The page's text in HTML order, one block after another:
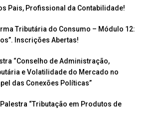
til
h
ar
Pais, Profissional da Contabilidade!
Tributária do Consumo – Módulo 12:
Inscrições Abertas!
“Conselho de Administração,
e Volatilidade do Mercado no
das Conexões Políticas”
“Tributação em Produtos de